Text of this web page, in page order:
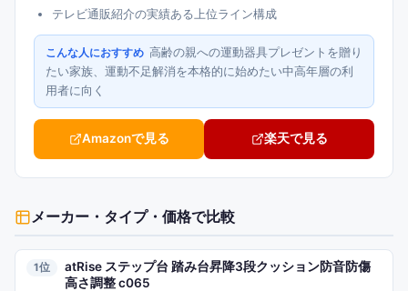
テレビ通販紹介の実績ある上位ライン構成
こんな人におすすめ 高齢の親への運動器具プレゼントを贈り
たい家族、運動不足解消を本格的に始めたい中高年層の利
用者に向く
Amazonで見る 楽天で見る
メーカー・タイプ・価格で比較
1
atRise ステップ台 踏み台昇降3段クッション防音防傷
高さ調整 c065